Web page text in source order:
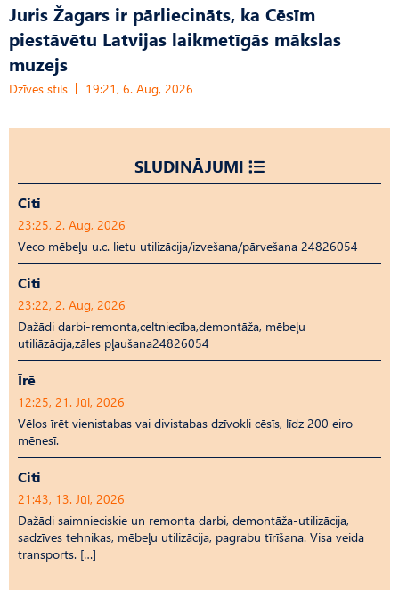
Juris Žagars ir pārliecināts, ka Cēsīm
piestāvētu Latvijas laikmetīgās mākslas
muzejs
Dzīves stils 19:21, 6. Aug, 2026
SLUDINĀJUMI
Citi
23:25, 2. Aug, 2026
Veco mēbeļu u.c. lietu utilizācija/izvešana/pārvešana 24826054
Citi
23:22, 2. Aug, 2026
Dažādi darbi-remonta,celtniecība,demontāža, mēbeļu
utiliāzācija,zāles pļaušana24826054
Īrē
12:25, 21. Jūl, 2026
Vēlos īrēt vienistabas vai divistabas dzīvokli cēsīs, līdz 200 eiro
mēnesī.
Citi
21:43, 13. Jūl, 2026
Dažādi saimnieciskie un remonta darbi, demontāža-utilizācija,
sadzīves tehnikas, mēbeļu utilizācija, pagrabu tīrīšana. Visa veida
transports. […]